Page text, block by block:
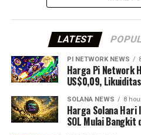
LATEST
PI NETWORK NEWS
Harga Pi Network
US$0,09,
SOLANA NEWS 8
Harga Solana
SOL Mulai Bangkit